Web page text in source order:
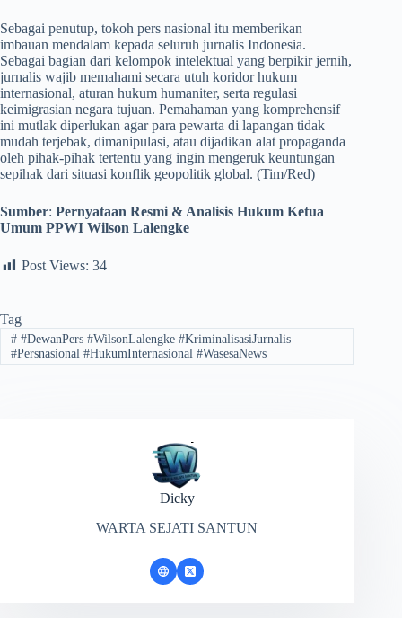
​Sebagai penutup, tokoh pers nasional itu memberikan
imbauan mendalam kepada seluruh jurnalis Indonesia.
Sebagai bagian dari kelompok intelektual yang berpikir jernih,
jurnalis wajib memahami secara utuh koridor hukum
internasional, aturan hukum humaniter, serta regulasi
keimigrasian negara tujuan. Pemahaman yang komprehensif
ini mutlak diperlukan agar para pewarta di lapangan tidak
mudah terjebak, dimanipulasi, atau dijadikan alat propaganda
oleh pihak-pihak tertentu yang ingin mengeruk keuntungan
sepihak dari situasi konflik geopolitik global. (Tim/Red)
Sumber: Pernyataan Resmi & Analisis Hukum Ketua
Umum PPWI Wilson Lalengke
Post Views: 34
Tag
##DewanPers #WilsonLalengke #KriminalisasiJurnalis
#Persnasional #HukumInternasional #WasesaNews
Dicky
WARTA SEJATI SANTUN